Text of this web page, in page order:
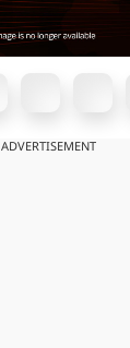
ADVERTISEMENT